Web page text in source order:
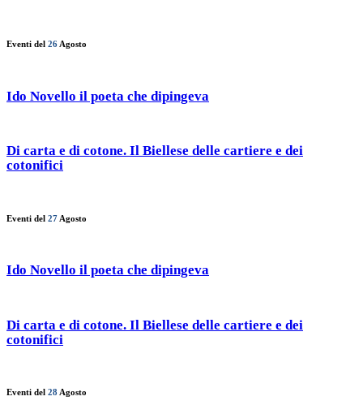
Eventi del 26 Agosto
Ido Novello il poeta che dipingeva
Di carta e di cotone. Il Biellese delle cartiere e dei
cotonifici
Eventi del 27 Agosto
Ido Novello il poeta che dipingeva
Di carta e di cotone. Il Biellese delle cartiere e dei
cotonifici
Eventi del 28 Agosto